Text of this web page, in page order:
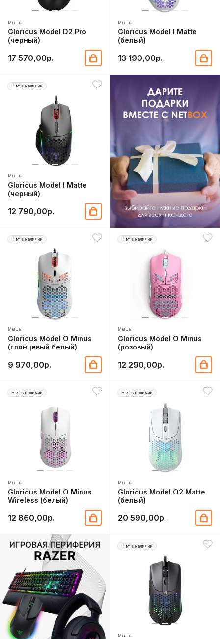
Мышь
Glorious Model D2 Pro
(черный)
17 570,00р.
Мышь
Glorious Model I Matte
(белый)
13 190,00р.
Нет в наличии
Мышь
Glorious Model I Matte
(черный)
12 790,00р.
Нет в наличии
Мышь
Glorious Model O Minus
(глянцевый белый)
9 970,00р.
Нет в наличии
Мышь
Glorious Model O Minus
(розовый)
12 290,00р.
Нет в наличии
Мышь
Glorious Model O Minus
Wireless (белый)
12 860,00р.
Нет в наличии
Мышь
Glorious Model O2 Matte
(белый)
20 590,00р.
Нет в наличии
Мышь